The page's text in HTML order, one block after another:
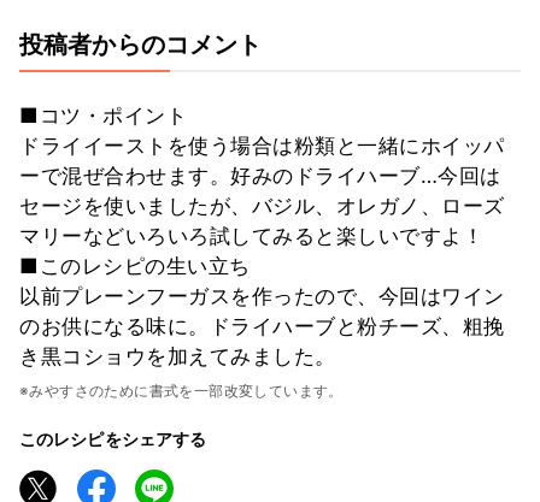
投稿者からのコメント
■コツ・ポイント
ドライイーストを使う場合は粉類と一緒にホイッパ
ーで混ぜ合わせます。好みのドライハーブ…今回は
セージを使いましたが、バジル、オレガノ、ローズ
マリーなどいろいろ試してみると楽しいですよ！
■このレシピの生い立ち
以前プレーンフーガスを作ったので、今回はワイン
のお供になる味に。ドライハーブと粉チーズ、粗挽
き黒コショウを加えてみました。
※みやすさのために書式を一部改変しています。
このレシピをシェアする